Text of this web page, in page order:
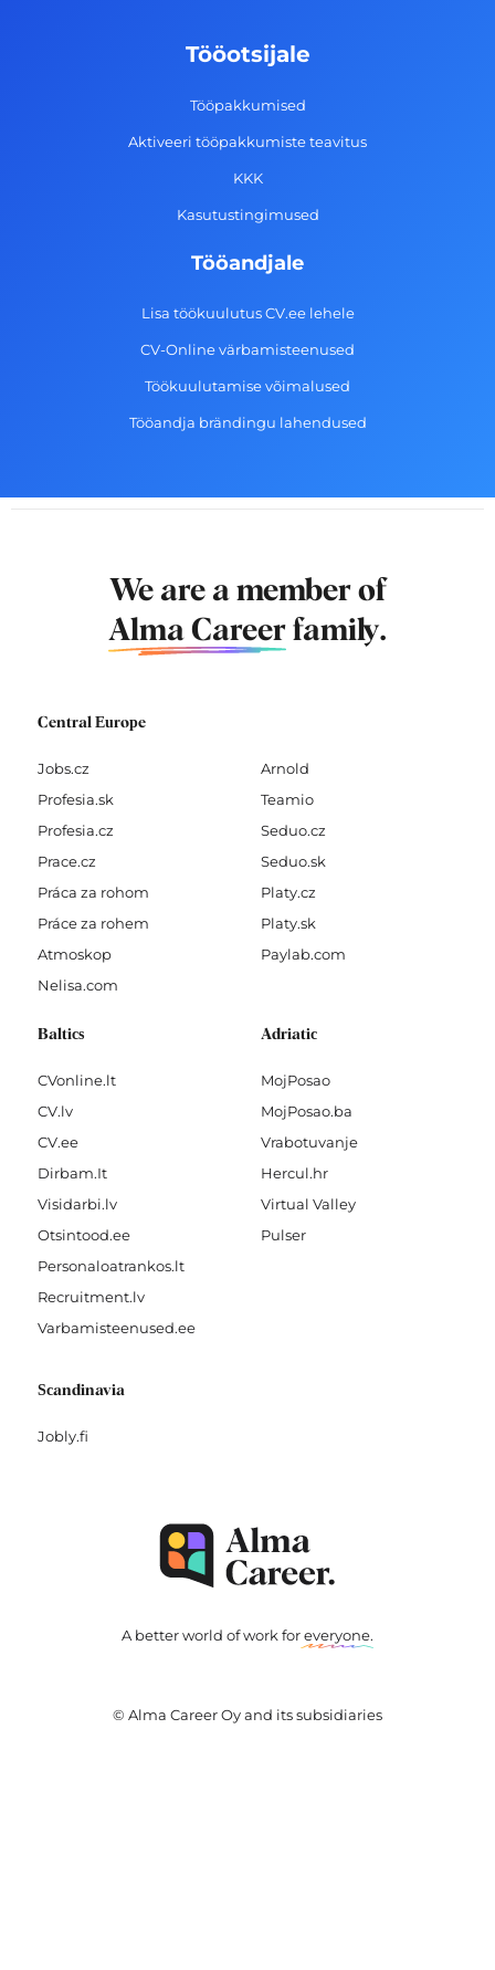
-
g
a
m
d
n
Tööotsijale
Tööpakkumised
Aktiveeri tööpakkumiste teavitus
KKK
Kasutustingimused
Tööandjale
Lisa töökuulutus CV.ee lehele
CV-Online värbamisteenused
Töökuulutamise võimalused
Tööandja brändingu lahendused
We are a member of
Alma Career family.
Central Europe
Jobs.cz
Profesia.sk
Profesia.cz
Prace.cz
Práca za rohom
Práce za rohem
Atmoskop
Nelisa.com
Arnold
Teamio
Seduo.cz
Seduo.sk
Platy.cz
Platy.sk
Paylab.com
Baltics
CVonline.lt
CV.lv
CV.ee
Dirbam.It
Visidarbi.lv
Otsintood.ee
Personaloatrankos.lt
Recruitment.lv
Varbamisteenused.ee
Adriatic
MojPosao
MojPosao.ba
Vrabotuvanje
Hercul.hr
Virtual Valley
Pulser
Scandinavia
Jobly.fi
A better world of work foreveryone.
© Alma Career Oy and its subsidiaries